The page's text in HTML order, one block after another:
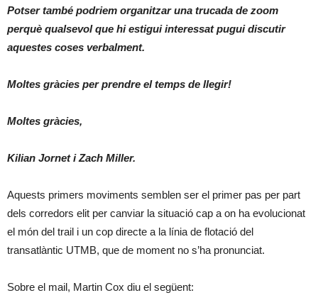
Potser també podriem organitzar una trucada de zoom
perquè qualsevol que hi estigui interessat pugui discutir
aquestes coses verbalment.
Moltes gràcies per prendre el temps de llegir!
Moltes gràcies,
Kilian Jornet i Zach Miller.
Aquests primers moviments semblen ser el primer pas per part
dels corredors elit per canviar la situació cap a on ha evolucionat
el món del trail i un cop directe a la línia de flotació del
transatlàntic UTMB, que de moment no s’ha pronunciat.
Sobre el mail, Martin Cox diu el següent: